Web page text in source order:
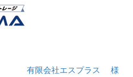
有限会社エスプラス 様